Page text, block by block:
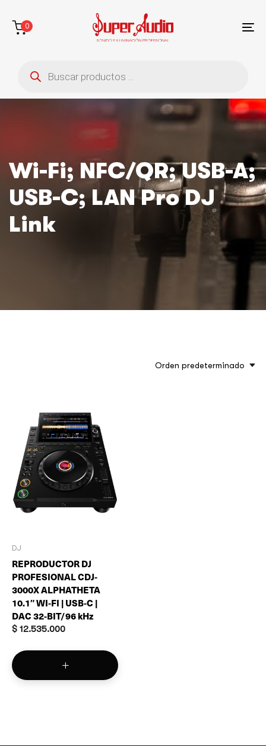
enlaces
contenido
0
productos
Wi-Fi; NFC/QR; USB-A;
USB-C; LAN Pro DJ
Link
Orden predeterminado
DJ
REPRODUCTOR DJ
PROFESIONAL CDJ-
3000X ALPHATHETA
10.1″ WI-FI | USB-C |
DAC 32-BIT/96 kHz
$ 12.535.000